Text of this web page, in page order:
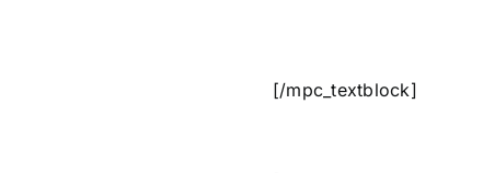
[/mpc_textblock]